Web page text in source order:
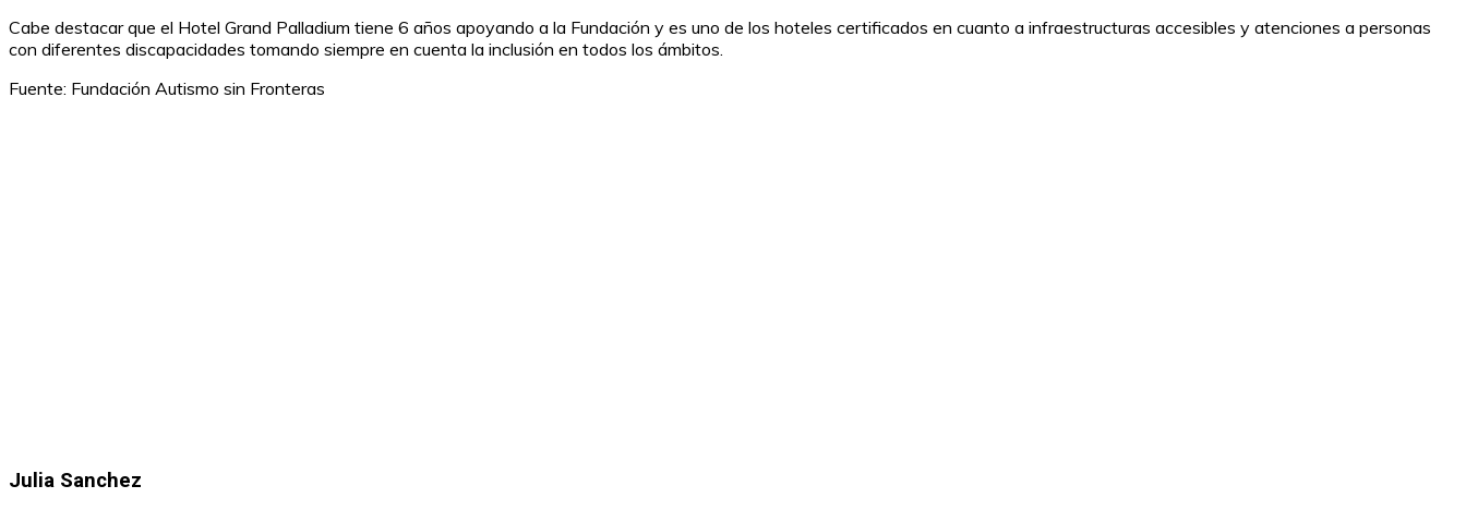
Cabe destacar que el Hotel Grand Palladium tiene 6 años apoyando a la Fundación y es uno de los hoteles certificados en cuanto a infraestructuras accesibles y atenciones a personas
con diferentes discapacidades tomando siempre en cuenta la inclusión en todos los ámbitos.
Fuente: Fundación Autismo sin Fronteras
Julia Sanchez